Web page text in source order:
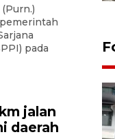
pada
jalan
daerah